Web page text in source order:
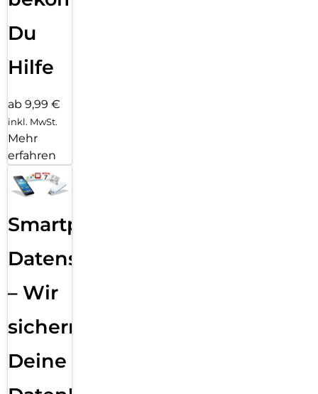
Du
Hilfe
ab 9,99 €
inkl. MwSt.
Mehr
erfahren
Smartphone
Datensicherung
– Wir
sichern
Deine